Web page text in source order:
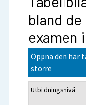
bland
examen
Öppna den här
större
Utbildningsnivå